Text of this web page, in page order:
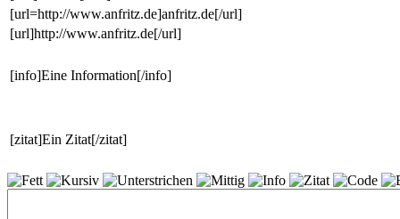
[url=http://www.anfritz.de]anfritz.de[/url]
[url]http://www.anfritz.de[/url]
[info]Eine Information[/info]
[zitat]Ein Zitat[/zitat]